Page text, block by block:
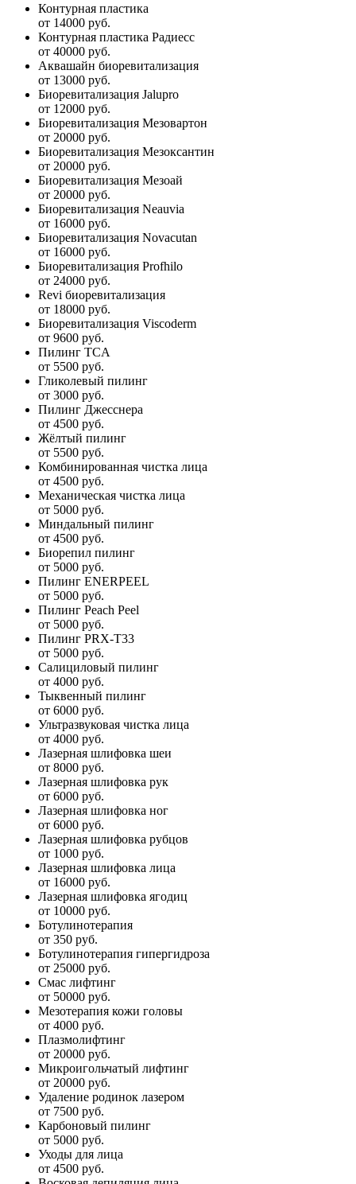
Контурная пластика
от 14000 руб.
Контурная пластика Радиесс
от 40000 руб.
Аквашайн биоревитализация
от 13000 руб.
Биоревитализация Jalupro
от 12000 руб.
Биоревитализация Мезовартон
от 20000 руб.
Биоревитализация Мезоксантин
от 20000 руб.
Биоревитализация Мезоай
от 20000 руб.
Биоревитализация Neauvia
от 16000 руб.
Биоревитализация Novacutan
от 16000 руб.
Биоревитализация Profhilo
от 24000 руб.
Revi биоревитализация
от 18000 руб.
Биоревитализация Viscoderm
от 9600 руб.
Пилинг TCA
от 5500 руб.
Гликолевый пилинг
от 3000 руб.
Пилинг Джесснера
от 4500 руб.
Жёлтый пилинг
от 5500 руб.
Комбинированная чистка лица
от 4500 руб.
Механическая чистка лица
от 5000 руб.
Миндальный пилинг
от 4500 руб.
Биорепил пилинг
от 5000 руб.
Пилинг ENERPEEL
от 5000 руб.
Пилинг Peach Peel
от 5000 руб.
Пилинг PRX-T33
от 5000 руб.
Салициловый пилинг
от 4000 руб.
Тыквенный пилинг
от 6000 руб.
Ультразвуковая чистка лица
от 4000 руб.
Лазерная шлифовка шеи
от 8000 руб.
Лазерная шлифовка рук
от 6000 руб.
Лазерная шлифовка ног
от 6000 руб.
Лазерная шлифовка рубцов
от 1000 руб.
Лазерная шлифовка лица
от 16000 руб.
Лазерная шлифовка ягодиц
от 10000 руб.
Ботулинотерапия
от 350 руб.
Ботулинотерапия гипергидроза
от 25000 руб.
Смас лифтинг
от 50000 руб.
Мезотерапия кожи головы
от 4000 руб.
Плазмолифтинг
от 20000 руб.
Микроигольчатый лифтинг
от 20000 руб.
Удаление родинок лазером
от 7500 руб.
Карбоновый пилинг
от 5000 руб.
Уходы для лица
от 4500 руб.